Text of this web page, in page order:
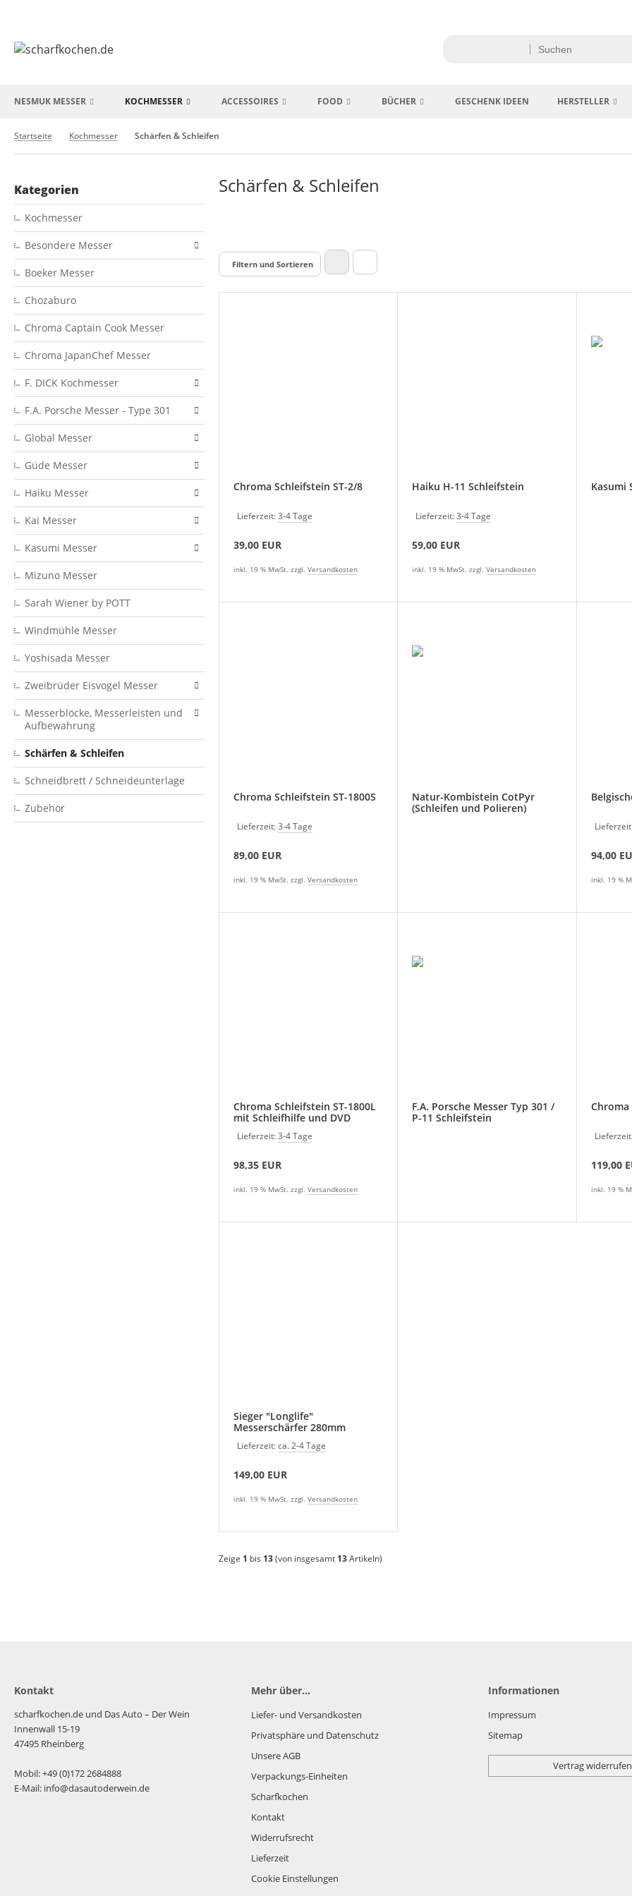
NESMUK MESSER KOCHMESSER ACCESSOIRES FOOD BÜCHER GESCHENK IDEEN HERSTELLER
Startseite Kochmesser Schärfen & Schleifen
Kategorien
Kochmesser
Besondere Messer
Boeker Messer
Chozaburo
Chroma Captain Cook Messer
Chroma JapanChef Messer
F. DICK Kochmesser
F.A. Porsche Messer - Type 301
Global Messer
Güde Messer
Haiku Messer
Kai Messer
Kasumi Messer
Mizuno Messer
Sarah Wiener by POTT
Windmühle Messer
Yoshisada Messer
Zweibrüder Eisvogel Messer
Messerblöcke, Messerleisten und
Aufbewahrung
Schärfen & Schleifen
Schneidbrett / Schneideunterlage
Zubehör
Schärfen & Schleifen
Filtern und Sortieren
Chroma Schleifstein ST-2/8
Lieferzeit:3-4 Tage
39,00 EUR
inkl. 19 % MwSt. zzgl. Versandkosten
Haiku H-11 Schleifstein
Lieferzeit:3-4 Tage
59,00 EUR
inkl. 19 % MwSt. zzgl.Versandkosten
Kasumi
Chroma Schleifstein ST-1800S
Lieferzeit:3-4 Tage
89,00 EUR
inkl. 19 % MwSt. zzgl. Versandkosten
Natur-Kombistein CotPyr
(Schleifen und Polieren)
94,00
inkl. 19 %
Chroma Schleifstein ST-1800L
mit Schleifhilfe und DVD
Lieferzeit:3-4 Tage
98,35 EUR
inkl. 19 % MwSt. zzgl. Versandkosten
F.A. Porsche Messer Typ 301 /
P-11 Schleifstein
119,00
inkl. 19 %
Sieger "Longlife"
Messerschärfer 280mm
Lieferzeit:ca. 2-4 Tage
149,00 EUR
inkl. 19 % MwSt. zzgl. Versandkosten
Zeige 1 bis 13(von insgesamt 13Artikeln)
Kontakt
scharfkochen.de und Das Auto – Der Wein
Innenwall 15-19
47495 Rheinberg
Mobil: +49 (0)172 2684888
E-Mail: info@dasautoderwein.de
Mehr über...
Liefer- und Versandkosten
Privatsphäre und Datenschutz
Unsere AGB
Verpackungs-Einheiten
Scharfkochen
Kontakt
Widerrufsrecht
Lieferzeit
Cookie Einstellungen
Informationen
Impressum
Sitemap
Vertrag widerrufen